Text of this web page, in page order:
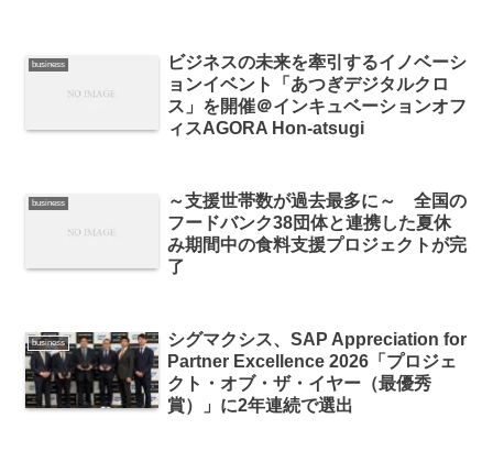
business
ビジネスの未来を牽引するイノベーシ
ョンイベント「あつぎデジタルクロ
ス」を開催＠インキュベーションオフ
ィスAGORA Hon-atsugi
business
～支援世帯数が過去最多に～ 全国の
フードバンク38団体と連携した夏休
み期間中の食料支援プロジェクトが完
了
business
シグマクシス、SAP Appreciation for
Partner Excellence 2026「プロジェ
クト・オブ・ザ・イヤー（最優秀
賞）」に2年連続で選出